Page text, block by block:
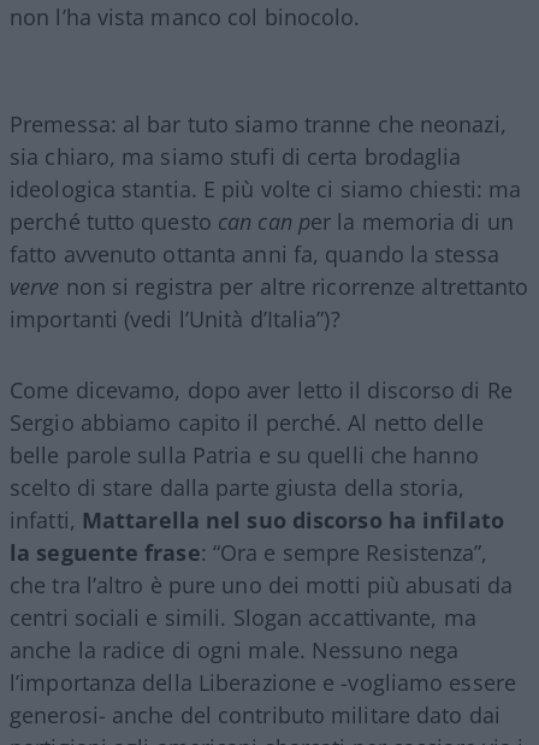
non l’ha vista manco col binocolo.
Premessa: al bar tuto siamo tranne che neonazi,
sia chiaro, ma siamo stufi di certa brodaglia
ideologica stantia. E più volte ci siamo chiesti: ma
perché tutto questo can can per la memoria di un
fatto avvenuto ottanta anni fa, quando la stessa
verve non si registra per altre ricorrenze altrettanto
importanti (vedi l’Unità d’Italia”)?
Come dicevamo, dopo aver letto il discorso di Re
Sergio abbiamo capito il perché. Al netto delle
belle parole sulla Patria e su quelli che hanno
scelto di stare dalla parte giusta della storia,
infatti, Mattarella nel suo discorso ha infilato
la seguente frase: “Ora e sempre Resistenza”,
che tra l’altro è pure uno dei motti più abusati da
centri sociali e simili. Slogan accattivante, ma
anche la radice di ogni male. Nessuno nega
l’importanza della Liberazione e -vogliamo essere
generosi- anche del contributo militare dato dai